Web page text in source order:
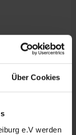
Über Cookies
e.V werden